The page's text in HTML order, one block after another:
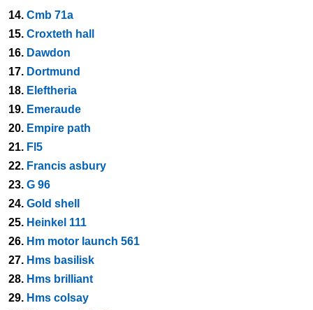
14. Cmb 71a
15. Croxteth hall
16. Dawdon
17. Dortmund
18. Eleftheria
19. Emeraude
20. Empire path
21. Fl5
22. Francis asbury
23. G 96
24. Gold shell
25. Heinkel 111
26. Hm motor launch 561
27. Hms basilisk
28. Hms brilliant
29. Hms colsay